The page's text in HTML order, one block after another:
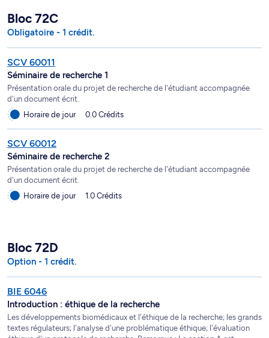
Bloc 72C
Obligatoire - 1 crédit.
SCV 60011
Séminaire de recherche 1
Présentation orale du projet de recherche de l'étudiant accompagnée
d'un document écrit.
Horaire de jour
0.0 Crédits
SCV 60012
Séminaire de recherche 2
Présentation orale du projet de recherche de l'étudiant accompagnée
d'un document écrit.
Horaire de jour
1.0 Crédits
Bloc 72D
Option - 1 crédit.
BIE 6046
Introduction : éthique de la recherche
Les développements biomédicaux et l'éthique de la recherche; les grands
textes régulateurs; l'analyse d'une problématique éthique; l'évaluation